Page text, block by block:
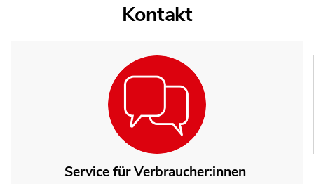
Kontakt
Service für Verbraucher:innen